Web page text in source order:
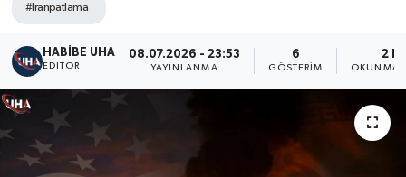
#Iranpatlama
HABİBE UHA
EDITÖR
08.07.2026 - 23:53
YAYINLANMA
6
GÖSTERIM
2
OKUNMA
Yaşam
Son Dakika Haberleri
Haber Arşivi